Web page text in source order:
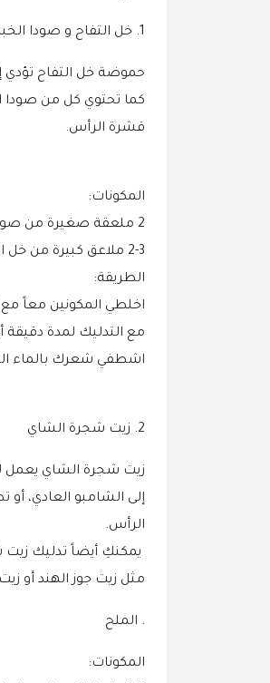
1. خل التفاح و صودا الخبز
حموضة خل التفاح تؤدي
كما تحتوي كل من
قشرة الرأس.
المكونات:
2 ملعقة صغيرة من صودا الخبز
2-3 ملاعق كبيرة من خل التفاح
الطريقة:
اخلطي المكونين معاً
مع التدليك لمدة دقيقة
اشطفي شعرك بالماء
2. زيت شجرة الشاي
زيت شجرة الشاي يعمل
إلى الشامبو العادي،
الرأس.
يمكنكِ أيضاً تدليك
مثل زيت جوز الهند أو
. الملح
المكونات: